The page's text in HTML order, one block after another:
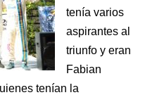
tenía varios
aspirantes al
triunfo y eran
Fabian
tenían la